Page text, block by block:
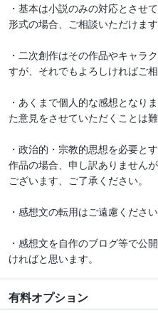
・基本は小説のみの対応とさせ
形式の場合、ご相談いただけます
・二次創作はその作品やキャラ
すが、それでもよろしければご相
・あくまで個人的な感想となり
た意見をさせていただくことは
・政治的・宗教的思想を必要と
作品の場合、申し訳ありません
ございます、ご了承ください。
・感想文の転用はご遠慮ください
・感想文を自作のブログ等で公
ければと思います。
有料オプション